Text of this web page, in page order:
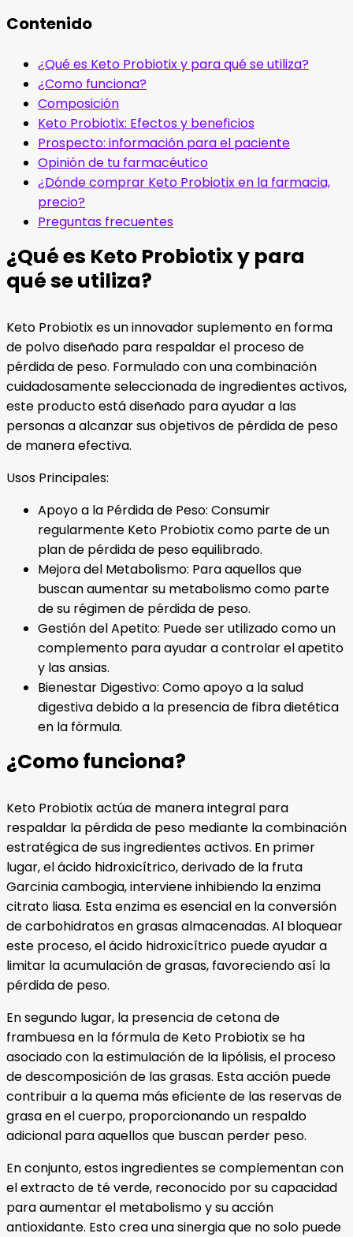
Contenido
¿Qué es Keto Probiotix y para qué se utiliza?
¿Como funciona?
Composición
Keto Probiotix: Efectos y beneficios
Prospecto: información para el paciente
Opinión de tu farmacéutico
¿Dónde comprar Keto Probiotix en la farmacia,
precio?
Preguntas frecuentes
¿Qué es Keto Probiotix y para
qué se utiliza?
Keto Probiotix es un innovador suplemento en forma
de polvo diseñado para respaldar el proceso de
pérdida de peso. Formulado con una combinación
cuidadosamente seleccionada de ingredientes activos,
este producto está diseñado para ayudar a las
personas a alcanzar sus objetivos de pérdida de peso
de manera efectiva.
Usos Principales:
Apoyo a la Pérdida de Peso: Consumir
regularmente Keto Probiotix como parte de un
plan de pérdida de peso equilibrado.
Mejora del Metabolismo: Para aquellos que
buscan aumentar su metabolismo como parte
de su régimen de pérdida de peso.
Gestión del Apetito: Puede ser utilizado como un
complemento para ayudar a controlar el apetito
y las ansias.
Bienestar Digestivo: Como apoyo a la salud
digestiva debido a la presencia de fibra dietética
en la fórmula.
¿Como funciona?
Keto Probiotix actúa de manera integral para
respaldar la pérdida de peso mediante la combinación
estratégica de sus ingredientes activos. En primer
lugar, el ácido hidroxicítrico, derivado de la fruta
Garcinia cambogia, interviene inhibiendo la enzima
citrato liasa. Esta enzima es esencial en la conversión
de carbohidratos en grasas almacenadas. Al bloquear
este proceso, el ácido hidroxicítrico puede ayudar a
limitar la acumulación de grasas, favoreciendo así la
pérdida de peso.
En segundo lugar, la presencia de cetona de
frambuesa en la fórmula de Keto Probiotix se ha
asociado con la estimulación de la lipólisis, el proceso
de descomposición de las grasas. Esta acción puede
contribuir a la quema más eficiente de las reservas de
grasa en el cuerpo, proporcionando un respaldo
adicional para aquellos que buscan perder peso.
En conjunto, estos ingredientes se complementan con
el extracto de té verde, reconocido por su capacidad
para aumentar el metabolismo y su acción
antioxidante. Esto crea una sinergia que no solo puede